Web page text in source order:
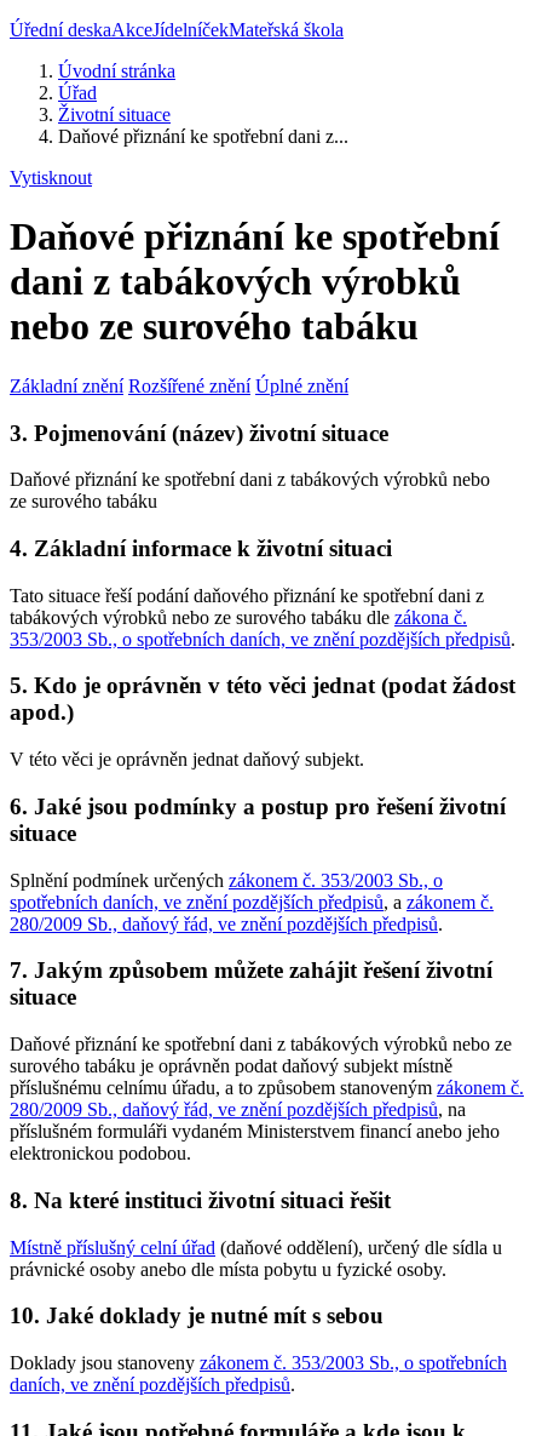
Úřední deskaAkceJídelníčekMateřská škola
Úvodní stránka
Úřad
Životní situace
Daňové přiznání ke spotřební dani z...
Vytisknout
Daňové přiznání ke spotřební
dani z tabákových výrobků
nebo ze surového tabáku
Základní znění Rozšířené znění Úplné znění
3. Pojmenování (název) životní situace
Daňové přiznání ke spotřební dani z tabákových výrobků nebo
ze surového tabáku
4. Základní informace k životní situaci
Tato situace řeší podání daňového přiznání ke spotřební dani z
tabákových výrobků nebo ze surového tabáku dle zákona č.
353/2003 Sb., o spotřebních daních, ve znění pozdějších předpisů.
5. Kdo je oprávněn v této věci jednat (podat žádost
apod.)
V této věci je oprávněn jednat daňový subjekt.
6. Jaké jsou podmínky a postup pro řešení životní
situace
Splnění podmínek určených zákonem č. 353/2003 Sb., o
spotřebních daních, ve znění pozdějších předpisů, a zákonem č.
280/2009 Sb., daňový řád, ve znění pozdějších předpisů.
7. Jakým způsobem můžete zahájit řešení životní
situace
Daňové přiznání ke spotřební dani z tabákových výrobků nebo ze
surového tabáku je oprávněn podat daňový subjekt místně
příslušnému celnímu úřadu, a to způsobem stanoveným zákonem č.
280/2009 Sb., daňový řád, ve znění pozdějších předpisů, na
příslušném formuláři vydaném Ministerstvem financí anebo jeho
elektronickou podobou.
8. Na které instituci životní situaci řešit
Místně příslušný celní úřad (daňové oddělení), určený dle sídla u
právnické osoby anebo dle místa pobytu u fyzické osoby.
10. Jaké doklady je nutné mít s sebou
Doklady jsou stanoveny zákonem č. 353/2003 Sb., o spotřebních
daních, ve znění pozdějších předpisů.